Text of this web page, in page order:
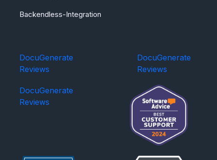
Backendless-Integration
DocuGenerate
Reviews
DocuGenerate
Reviews
DocuGenerate
Reviews